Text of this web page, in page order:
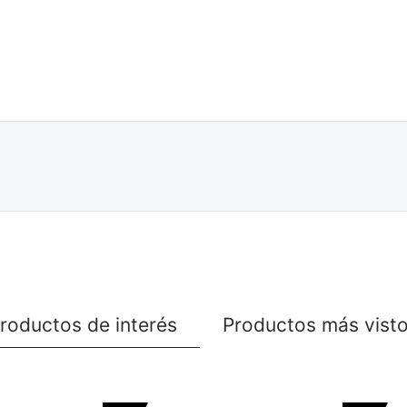
de interés Productos más